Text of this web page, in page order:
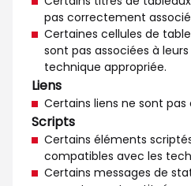
pas correctement
Certaines cellules de
sont pas associées à
technique appropriée.
Liens
Certains liens ne sont pas
Scripts
Certains éléments
compatibles avec les
Certains messages de